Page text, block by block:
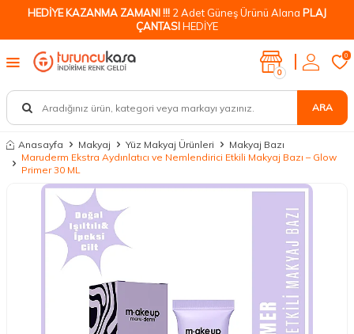
HEDİYE KAZANMA ZAMANI !!! 2 Adet Güneş Ürünü Alana PLAJ
ÇANTASIHEDİYE
ARA
0
0
Anasayfa Makyaj Yüz Makyaj Ürünleri
Makyaj Bazı
Maruderm Ekstra Aydınlatıcı ve Nemlendirici Etkili Makyaj Bazı – Glow
Primer 30 ML